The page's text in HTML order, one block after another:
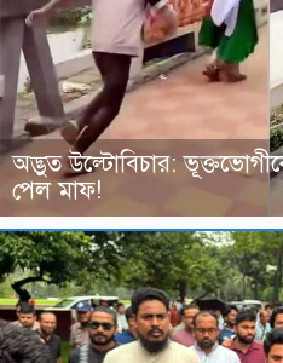
অদ্ভুত উল্টোবিচার:
পেল মাফ!